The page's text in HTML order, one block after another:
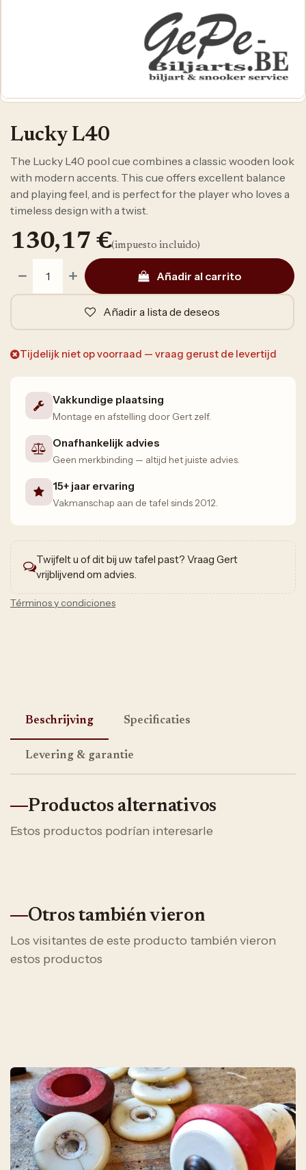
Lucky L40
The Lucky L40 pool cue combines a classic wooden look
with modern accents. This cue offers excellent balance
and playing feel, and is perfect for the player who loves a
timeless design with a twist.
Añadir al carrito
Añadir a lista de deseos
130,17 €(impuesto incluido)
Tijdelijk niet op voorraad — vraag gerust de levertijd
Vakkundige plaatsing
Montage en afstelling door Gert zelf.
Onafhankelijk advies
Geen merkbinding — altijd het juiste advies.
15+ jaar ervaring
Vakmanschap aan de tafel sinds 2012.
Twijfelt u of dit bij uw tafel past? Vraag Gert
vrijblijvend om advies.
Términos y condiciones
Beschrijving Specificaties
Levering & garantie
Productos alternativos
Estos productos podrían interesarle
Otros también vieron
Los visitantes de este producto también vieron
estos productos